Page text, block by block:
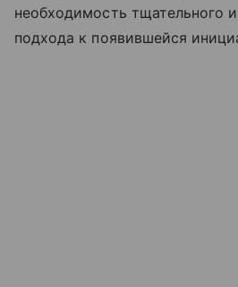
необходимость тщательного
подхода к появившейся